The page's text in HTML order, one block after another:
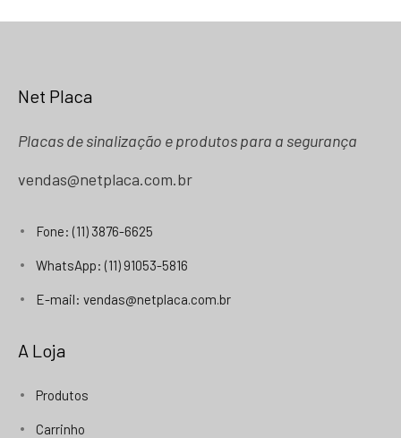
Net Placa
Placas de sinalização e produtos para a segurança
vendas@netplaca.com.br
Fone: (11) 3876-6625
WhatsApp: (11) 91053-5816
E-mail: vendas@netplaca.com.br
A Loja
Produtos
Carrinho